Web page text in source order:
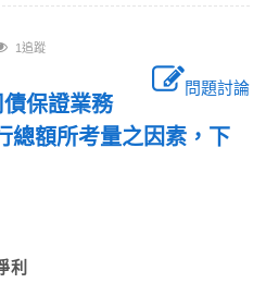
1追蹤
問題討論
保證業務
總額所考量之因素，下
利